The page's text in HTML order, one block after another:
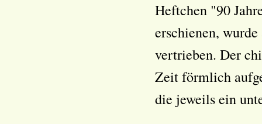
Heftchen "90
erschienen,
vertrieben. Der
Zeit förmlich
die jeweils ein